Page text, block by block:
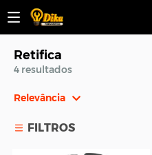
Retifica
4 resultados
Relevância
FILTROS